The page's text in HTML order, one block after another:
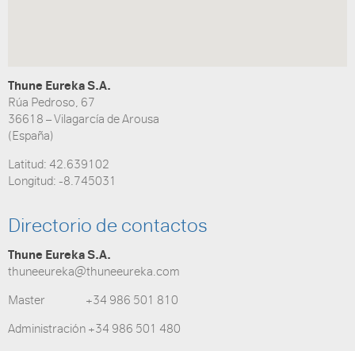
Thune Eureka S.A.
Rúa Pedroso, 67
36618 – Vilagarcía de Arousa
(España)
Latitud: 42.639102
Longitud: -8.745031
Directorio de contactos
Thune Eureka S.A.
thuneeureka@thuneeureka.com
Master +34 986 501 810
Administración +34 986 501 480